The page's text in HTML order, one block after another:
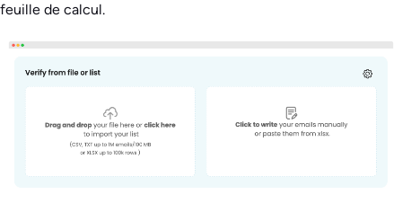
feuille de calcul.